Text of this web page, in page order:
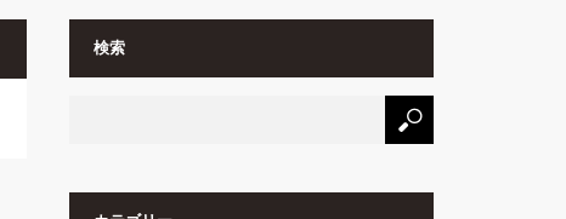
検索